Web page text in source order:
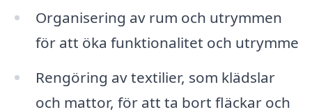
Organisering av rum och utrymmen
för att öka funktionalitet och utrymme
Rengöring av textilier, som klädslar
och mattor, för att ta bort fläckar och